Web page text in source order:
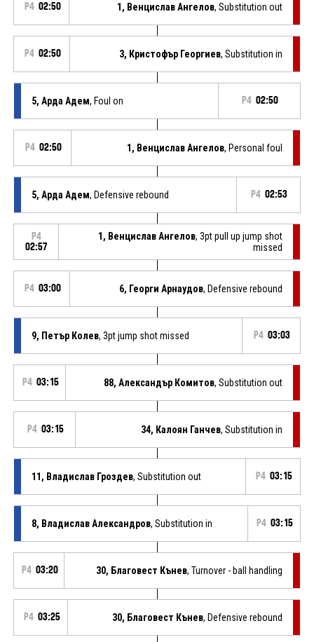
P4 02:50 1, Венцислав Ангелов, Substitution out
P4 02:50 3, Кристофър Георгиев, Substitution in
5, Арда Адем, Foul on P4 02:50
P4 02:50 1, Венцислав Ангелов, Personal foul
5, Арда Адем, Defensive rebound P4 02:53
P4
02:57
1, Венцислав Ангелов, 3pt pull up jump shot
missed
P4 03:00 6, Георги Арнаудов, Defensive rebound
9, Петър Колев, 3pt jump shot missed P4 03:03
P4 03:15 88, Александър Комитов, Substitution out
P4 03:15 34, Калоян Ганчев, Substitution in
11, Владислав Гроздев, Substitution out P4 03:15
8, Владислав Александров, Substitution in P4 03:15
P4 03:20 30, Благовест Кънев, Turnover - ball handling
P4 03:25 30, Благовест Кънев, Defensive rebound